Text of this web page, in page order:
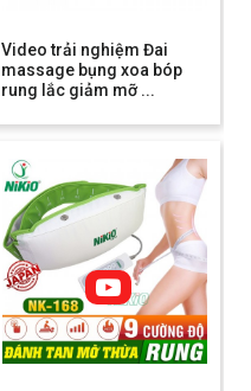
Video trải nghiệm Đai
massage bụng xoa bóp
rung lắc giảm mỡ ...